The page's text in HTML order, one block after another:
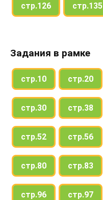
стр.126 стр.135
Задания в рамке
стр.10 стр.20
стр.30 стр.38
стр.52 стр.56
стр.80 стр.83
стр.96 стр.97